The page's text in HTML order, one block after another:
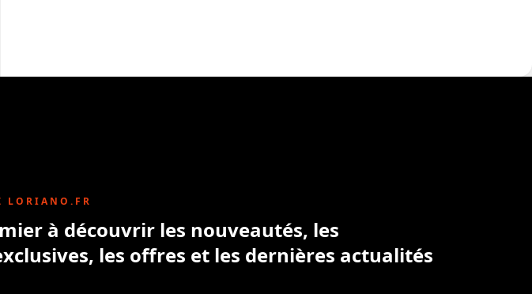
LORIANO.FR
à découvrir les nouveautés, les
les offres et les dernières actualités